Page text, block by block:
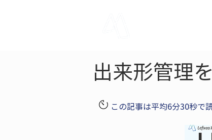
出来形管理
この記事は平均6分30秒で